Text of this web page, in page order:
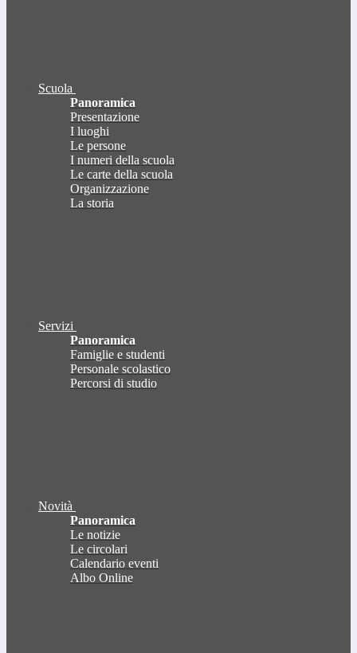
Scuola
Panoramica
Presentazione
I luoghi
Le persone
I numeri della scuola
Le carte della scuola
Organizzazione
La storia
Servizi
Panoramica
Famiglie e studenti
Personale scolastico
Percorsi di studio
Novità
Panoramica
Le notizie
Le circolari
Calendario eventi
Albo Online